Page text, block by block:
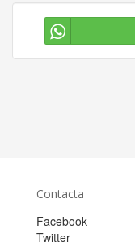
Contacta
Facebook
Twitter